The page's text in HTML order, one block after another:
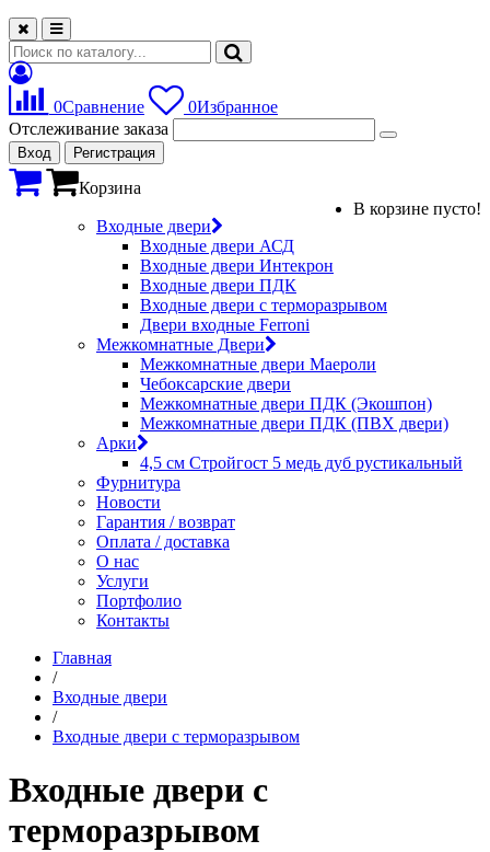
0Сравнение 0Избранное
Отслеживание заказа
Вход Регистрация
Корзина
В корзине пусто!
Входные двери
Входные двери АСД
Входные двери Интекрон
Входные двери ПДК
Входные двери с терморазрывом
Двери входные Ferroni
Межкомнатные Двери
Межкомнатные двери Маероли
Чебоксарские двери
Межкомнатные двери ПДК (Экошпон)
Межкомнатные двери ПДК (ПВХ двери)
Арки
4,5 см Стройгост 5 медь дуб рустикальный
Фурнитура
Новости
Гарантия / возврат
Оплата / доставка
О нас
Услуги
Портфолио
Контакты
Главная
/
Входные двери
/
Входные двери с терморазрывом
Входные двери с
терморазрывом